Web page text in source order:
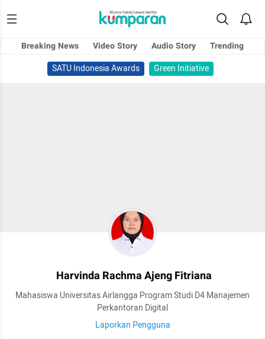
Breaking News Video Story Audio Story
Trending
SATU Indonesia Awards
Green Initiative
Harvinda Rachma Ajeng Fitriana
Mahasiswa Universitas Airlangga Program Studi D4 Manajemen
Perkantoran Digital
Laporkan Pengguna